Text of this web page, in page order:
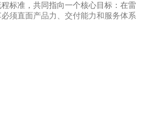
标准，共同指向一个核心目标：在雷
须直面产品力、交付能力和服务体系